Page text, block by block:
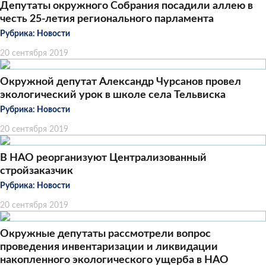
Депутаты окружного Собрания посадили аллею в
честь 25-летия регионального парламента
Рубрика: Новости
20 сентября 2019
Окружной депутат Александр Чурсанов провел
экологический урок в школе села Тельвиска
Рубрика: Новости
20 сентября 2019
В НАО реорганизуют Централизованный
стройзаказчик
Рубрика: Новости
20 сентября 2019
Окружные депутаты рассмотрели вопрос
проведения инвентаризации и ликвидации
накопленного экологического ущерба в НАО